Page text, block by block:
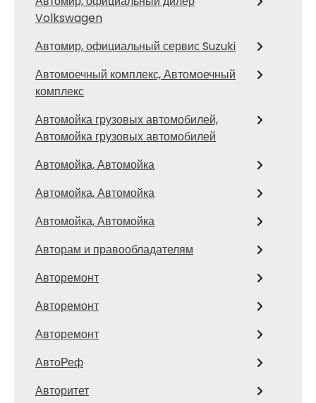
Volkswagen
Автомир, официальный сервис Suzuki
Автомоечный комплекс, Автомоечный
комплекс
Автомойка грузовых автомобилей,
Автомойка грузовых автомобилей
Автомойка, Автомойка
Автомойка, Автомойка
Автомойка, Автомойка
Авторам и правообладателям
Авторемонт
Авторемонт
Авторемонт
АвтоРеф
Авторитет